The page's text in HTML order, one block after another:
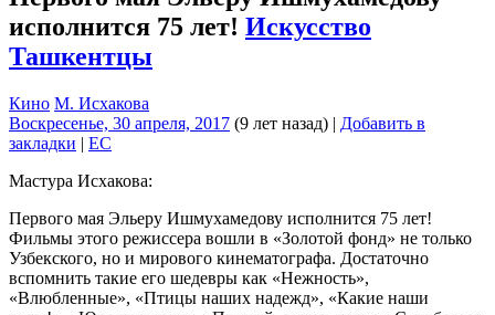
исполнится 75 лет! Искусство
Ташкентцы
Кино М. Исхакова
Воскресенье, 30 апреля, 2017 (9 лет назад) | Добавить в
закладки | EC
Мастура Исхакова:
Первого мая Эльеру Ишмухамедову исполнится 75 лет!
Фильмы этого режиссера вошли в «Золотой фонд» не только
Узбекского, но и мирового кинематографа. Достаточно
вспомнить такие его шедевры как «Нежность»,
«Влюбленные», «Птицы наших надежд», «Какие наши